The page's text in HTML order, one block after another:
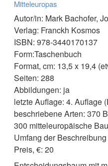
Mitteleuropas
Autor/in: Mark Bachofer,
Verlag: Franckh Kosmos
ISBN: 978-3440170137
Form:Taschenbuch
Format, cm: 13,5 x 19,4
Seiten: 288
Abbildungen: ja
letzte Auflage: 4. Auflage
beschriebene Arten: 370
300 mitteleuropäische
Umfang der
Preis, €: 20